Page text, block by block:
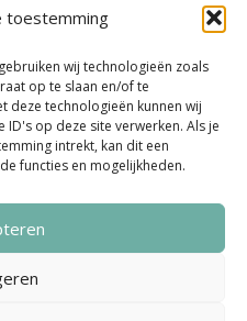
toestemming
wij technologieën zoals
op te slaan en/of te
deze technologieën kunnen wij
ID's op deze site verwerken. Als je
intrekt, kan dit een
functies en mogelijkheden.